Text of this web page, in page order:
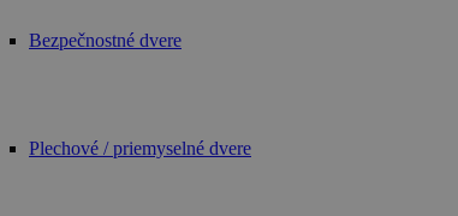
Bezpečnostné dvere
Plechové / priemyselné dvere